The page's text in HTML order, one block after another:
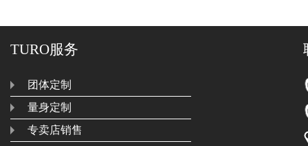
TURO服务
团体定制
量身定制
专卖店销售